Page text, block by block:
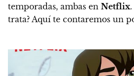
temporadas, ambas en Netflix.
trata? Aquí te contaremos un